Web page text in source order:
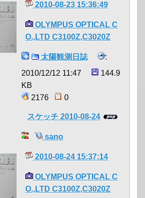
2010-08-23 15:36:49
OLYMPUS OPTICAL C
O.,LTD C3100Z,C3020Z
太陽観測日誌
:
2010/12/12 11:47
144.9
KB
2176
0
スケッチ 2010-08-24
sano
2010-08-24 15:37:14
OLYMPUS OPTICAL C
O.,LTD C3100Z,C3020Z